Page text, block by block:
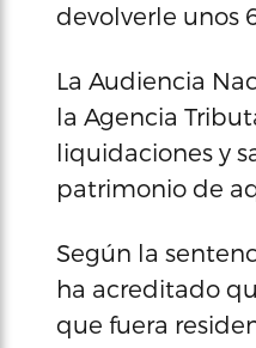
devolverle unos
La Audiencia
la Agencia
liquidaciones y
patrimonio de
Según la
ha acreditado
que fuera